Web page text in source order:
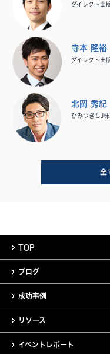
ダイレクト出
寺本 隆裕
ダイレクト出
北岡 秀紀
ひみつきちJ
全
TOP
ブログ
成功事例
リソース
イベントレポート